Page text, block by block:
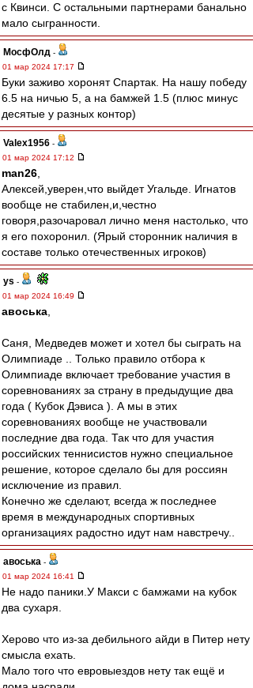
с Квинси. С остальными партнерами банально
мало сыгранности.
МосфОлд -
01 мар 2024 17:17
Буки заживо хоронят Спартак. На нашу победу
6.5 на ничью 5, а на бамжей 1.5 (плюс минус
десятые у разных контор)
Valex1956 -
01 мар 2024 17:12
man26
Алексей,уверен,что выйдет Угальде. Игнатов
вообще не стабилен,и,честно
говоря,разочаровал лично меня настолько, что
я его похоронил. (Ярый сторонник наличия в
составе только отечественных игроков)
ys -
01 мар 2024 16:49
авоська
Саня, Медведев может и хотел бы сыграть на
Олимпиаде .. Только правило отбора к
Олимпиаде включает требование участия в
соревнованиях за страну в предыдущие два
года ( Кубок Дэвиса ). А мы в этих
соревнованиях вообще не участвовали
последние два года. Так что для участия
российских теннисистов нужно специальное
решение, которое сделало бы для россиян
исключение из правил.
Конечно же сделают, всегда ж последнее
время в международных спортивных
организациях радостно идут нам навстречу..
авоська -
01 мар 2024 16:41
Не надо паники.У Макси с бамжами на кубок
два сухаря.
Херово что из-за дебильного айди в Питер нету
смысла ехать.
Мало того что евровыездов нету так ещё и